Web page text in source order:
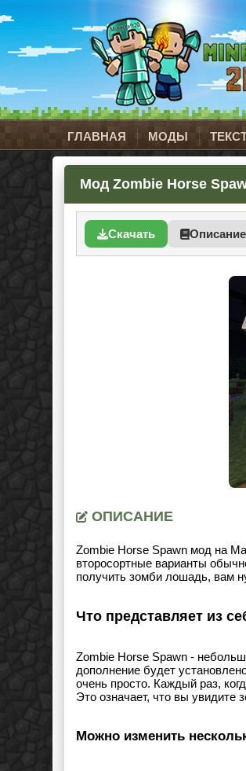
ГЛАВНАЯ МОДЫ
Мод Zombie Horse
Скачать Описание
ОПИСАНИЕ
Zombie Horse Spawn мод на
второсортные варианты
получить зомби лошадь, вам
Что представляет из
Zombie Horse Spawn -
дополнение будет
очень просто. Каждый раз,
Это означает, что вы увидите
Можно изменить